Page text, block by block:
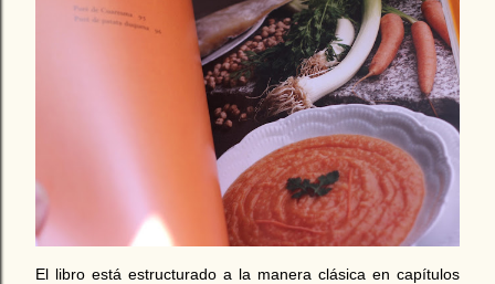
El libro está estructurado a la manera clásica en capítulos